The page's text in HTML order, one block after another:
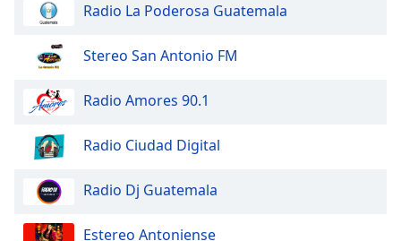
Radio La Poderosa Guatemala
Stereo San Antonio FM
Radio Amores 90.1
Radio Ciudad Digital
Radio Dj Guatemala
Estereo Antoniense